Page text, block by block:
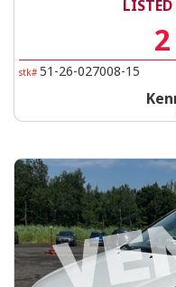
stk#51-26-027008-15